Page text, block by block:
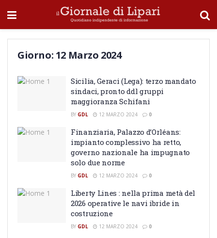
Giorno: 12 Marzo 2024
Sicilia, Geraci (Lega): terzo mandato
sindaci, pronto ddl gruppi
maggioranza Schifani
BY GDL 12 MARZO 2024 0
Finanziaria, Palazzo d’Orléans:
impianto complessivo ha retto,
governo nazionale ha impugnato
solo due norme
BY GDL 12 MARZO 2024 0
Liberty Lines : nella prima metà del
2026 operative le navi ibride in
costruzione
BY GDL 12 MARZO 2024 0